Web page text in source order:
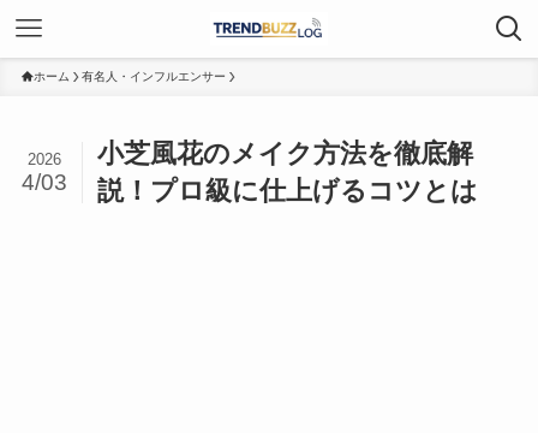
ホーム 有名人・インフルエンサー
小芝風花のメイク方法を徹底解
説！プロ級に仕上げるコツとは
2026
4/03